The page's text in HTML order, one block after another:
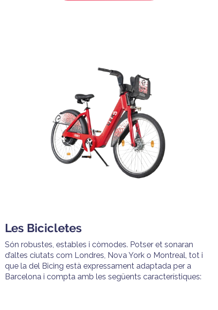
Les Bicicletes
Són robustes, estables i còmodes. Potser et sonaran
d’altes ciutats com Londres, Nova York o Montreal, tot i
que la del Bicing està expressament adaptada per a
Barcelona i compta amb les següents característiques: